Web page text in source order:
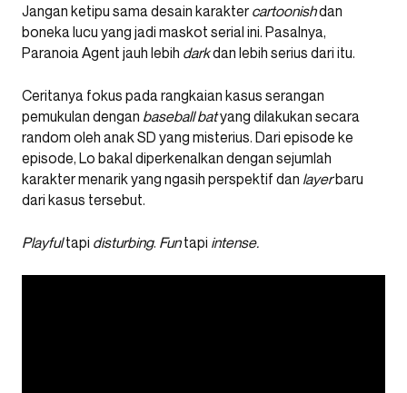
Jangan ketipu sama desain karakter cartoonishdan
boneka lucu yang jadi maskot serial ini. Pasalnya,
Paranoia Agent jauh lebih darkdan lebih serius dari itu.
Ceritanya fokus pada rangkaian kasus serangan
pemukulan dengan baseball batyang dilakukan secara
random oleh anak SD yang misterius. Dari episode ke
episode, Lo bakal diperkenalkan dengan sejumlah
karakter menarik yang ngasih perspektif dan layerbaru
dari kasus tersebut.
Playfultapi disturbing. Funtapi intense.